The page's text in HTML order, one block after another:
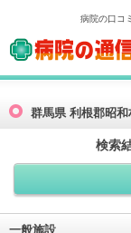
病院の口コ
病院の通信簿
群馬県 利根郡昭
検索
一般施設